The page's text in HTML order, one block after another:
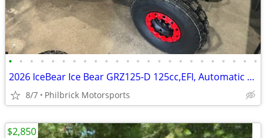
• • • • • • • • • • • • • • • • • • • • • • • •
2026 IceBear Ice Bear GRZ125-D 125cc,EFI, Automatic Will Trade
8/7 Philbrick Motorsports
$2,850